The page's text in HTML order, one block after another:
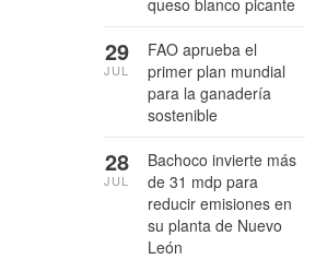
FAO aprueba el
primer plan mundial
para la ganadería
sostenible
29
JUL
Bachoco invierte más
de 31 mdp para
reducir emisiones en
su planta de Nuevo
León
28
JUL